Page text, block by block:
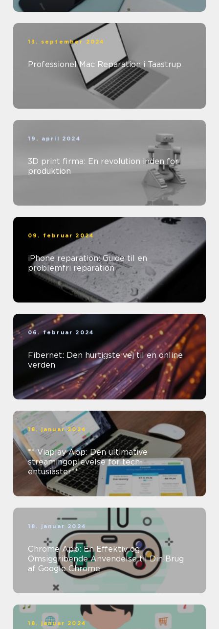
13. september 2024
Professionel Mac Reparation i Taastrup
19. april 2024
3D print firma: En revolution inden for
produktion
09. februar 2024
iPhone reparation: Guide til en
problemfri reparation
06. februar 2024
Fibernet: Den hurtigste vej til en online
verden
18. januar 2024
** Viaplay App: Den ultimative
streamingoplevelse for tech-
entusiaster**
18. januar 2024
Chrome App: En Effektiv og
Omsiggribende Anvendelse til Din Brug
af Google Chrome
18. januar 2024